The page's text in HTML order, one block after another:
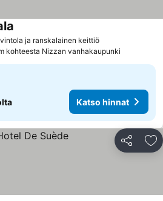
ja ranskalainen keittiö
kohteesta Nizzan vanhakaupunki
Katso hinnat
Jaa